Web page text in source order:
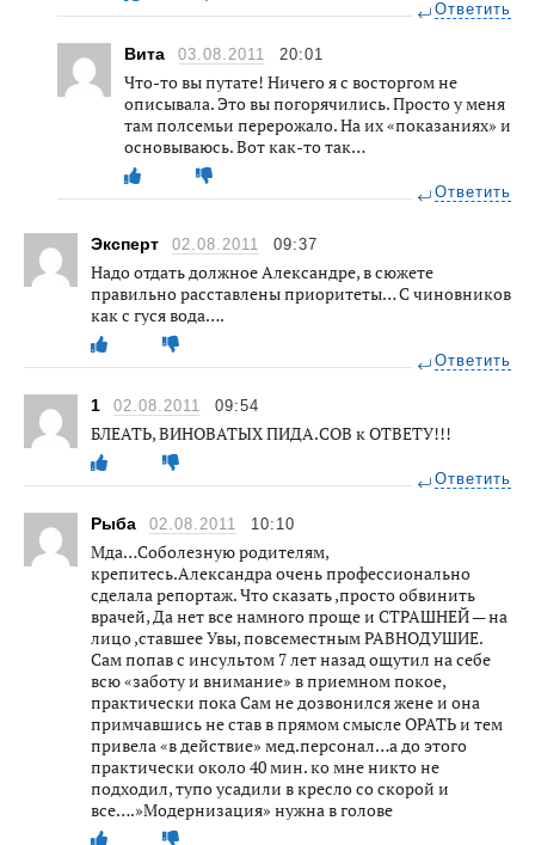
Ответить
Вита 03.08.2011 20:01
Что-то вы путате! Ничего я с восторгом не
описывала. Это вы погорячились. Просто у меня
там полсемьи перерожало. На их «показаниях» и
основываюсь. Вот как-то так…
Ответить
Эксперт 02.08.2011 09:37
Надо отдать должное Александре, в сюжете
правильно расставлены приоритеты… С чиновников
как с гуся вода….
Ответить
1 02.08.2011 09:54
БЛЕАТЬ, ВИНОВАТЫХ ПИДА.СОВ к ОТВЕТУ!!!
Ответить
Рыба 02.08.2011 10:10
Мда…Соболезную родителям,
крепитесь.Александра очень профессионально
сделала репортаж. Что сказать ,просто обвинить
врачей, Да нет все намного проще и СТРАШНЕЙ — на
лицо ,ставшее Увы, повсеместным РАВНОДУШИЕ.
Сам попав с инсультом 7 лет назад ощутил на себе
всю «заботу и внимание» в приемном покое,
практически пока Сам не дозвонился жене и она
примчавшись не став в прямом смысле ОРАТЬ и тем
привела «в действие» мед.персонал…а до этого
практически около 40 мин. ко мне никто не
подходил, тупо усадили в кресло со скорой и
все….»Модернизация» нужна в голове